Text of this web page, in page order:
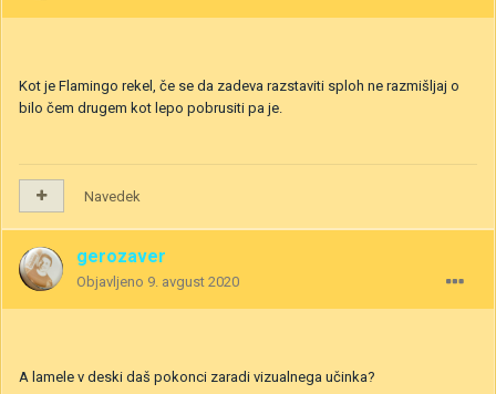
Kot je Flamingo rekel, če se da zadeva razstaviti sploh ne razmišljaj o
bilo čem drugem kot lepo pobrusiti pa je.
Navedek
gerozaver
Objavljeno 9. avgust 2020
A lamele v deski daš pokonci zaradi vizualnega učinka?